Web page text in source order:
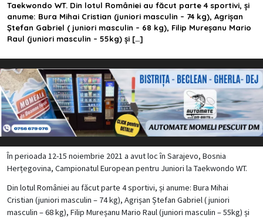
Taekwondo WT. Din lotul României au făcut parte 4 sportivi, și
anume: Bura Mihai Cristian (juniori masculin – 74 kg), Agrișan
Ștefan Gabriel ( juniori masculin – 68 kg), Filip Mureșanu Mario
Raul (juniori masculin – 55kg) și […]
În perioada 12-15 noiembrie 2021 a avut loc în Sarajevo, Bosnia
Herțegovina, Campionatul European pentru Juniori la Taekwondo WT.
Din lotul României au făcut parte 4 sportivi, și anume: Bura Mihai
Cristian (juniori masculin – 74 kg), Agrișan Ștefan Gabriel ( juniori
masculin – 68 kg), Filip Mureșanu Mario Raul (juniori masculin – 55kg) și